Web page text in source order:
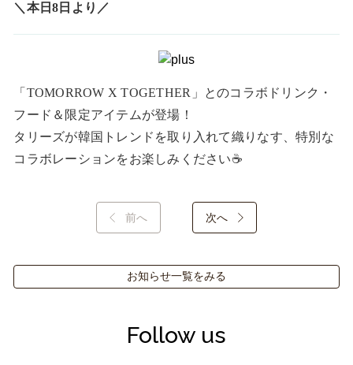
＼本日8日より／
「TOMORROW X TOGETHER」とのコラボドリンク・
フード＆限定アイテムが登場！
タリーズが韓国トレンドを取り入れて織りなす、特別な
コラボレーションをお楽しみください☕
前へ 次へ
お知らせ一覧をみる
Follow us